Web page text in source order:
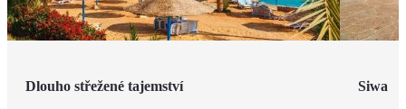
Dlouho střežené tajemství Siwa